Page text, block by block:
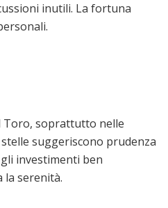
inutili. La fortuna
Toro, soprattutto nelle
suggeriscono prudenza
investimenti ben
la serenità.